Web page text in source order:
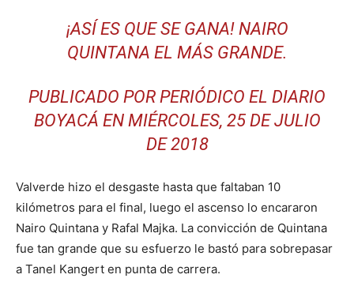
¡ASÍ ES QUE SE GANA! NAIRO
QUINTANA EL MÁS GRANDE.
PUBLICADO POR PERIÓDICO EL DIARIO
BOYACÁ EN MIÉRCOLES, 25 DE JULIO
DE 2018
Valverde hizo el desgaste hasta que faltaban 10
kilómetros para el final, luego el ascenso lo encararon
Nairo Quintana y Rafal Majka. La convicción de Quintana
fue tan grande que su esfuerzo le bastó para sobrepasar
a Tanel Kangert en punta de carrera.